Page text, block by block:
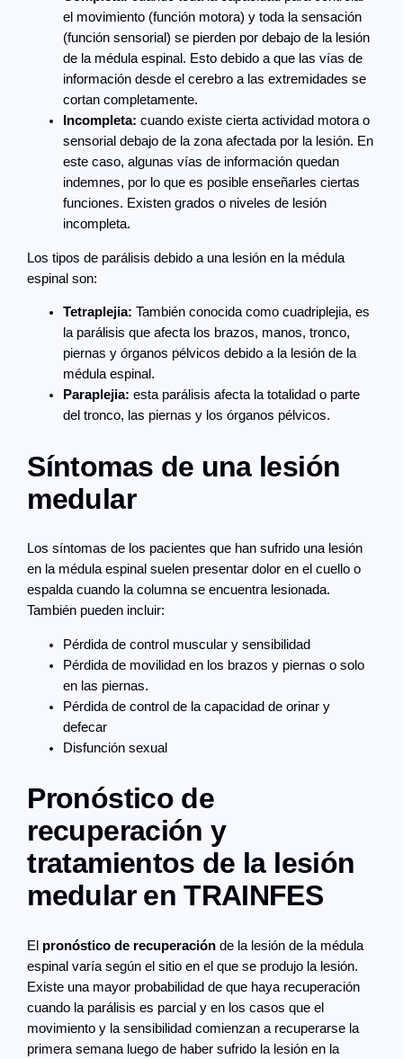
el movimiento (función motora) y toda la sensación
(función sensorial) se pierden por debajo de la lesión
de la médula espinal. Esto debido a que las vías de
información desde el cerebro a las extremidades se
cortan completamente.
Incompleta: cuando existe cierta actividad motora o
sensorial debajo de la zona afectada por la lesión. En
este caso, algunas vías de información quedan
indemnes, por lo que es posible enseñarles ciertas
funciones. Existen grados o niveles de lesión
incompleta.
Los tipos de parálisis debido a una lesión en la médula
espinal son:
Tetraplejia: También conocida como cuadriplejia, es
la parálisis que afecta los brazos, manos, tronco,
piernas y órganos pélvicos debido a la lesión de la
médula espinal.
Paraplejia: esta parálisis afecta la totalidad o parte
del tronco, las piernas y los órganos pélvicos.
Síntomas de una lesión
medular
Los síntomas de los pacientes que han sufrido una lesión
en la médula espinal suelen presentar dolor en el cuello o
espalda cuando la columna se encuentra lesionada.
También pueden incluir:
Pérdida de control muscular y sensibilidad
Pérdida de movilidad en los brazos y piernas o solo
en las piernas.
Pérdida de control de la capacidad de orinar y
defecar
Disfunción sexual
Pronóstico de
recuperación y
tratamientos de la lesión
medular en TRAINFES
El pronóstico de recuperación de la lesión de la médula
espinal varía según el sitio en el que se produjo la lesión.
Existe una mayor probabilidad de que haya recuperación
cuando la parálisis es parcial y en los casos que el
movimiento y la sensibilidad comienzan a recuperarse la
primera semana luego de haber sufrido la lesión en la